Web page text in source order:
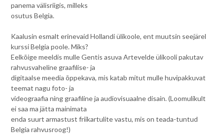
panema välisriigis, milleks
osutus Belgia.
Kaalusin esmalt erinevaid Hollandi ülikoole, ent muutsin seejärel
kurssi Belgia poole. Miks?
Eelkõige meeldis mulle Gentis asuva Artevelde ülikooli pakutav
rahvusvaheline graafilise- ja
digitaalse meedia õppekava, mis katab mitut mulle huvipakkuvat
teemat nagu foto- ja
videograafia ning graafiline ja audiovisuaalne disain. (Loomulikult
ei saa ma jätta mainimata
enda suurt armastust friikartulite vastu, mis on teada-tuntud
Belgia rahvusroog!)